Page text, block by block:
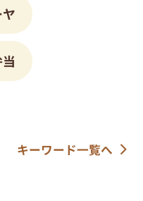
キーワード一覧へ